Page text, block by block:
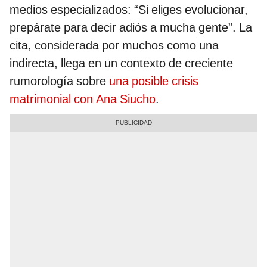
medios especializados: “Si eliges evolucionar,
prepárate para decir adiós a mucha gente”. La
cita, considerada por muchos como una
indirecta, llega en un contexto de creciente
rumorología sobre una posible crisis
matrimonial con Ana Siucho.